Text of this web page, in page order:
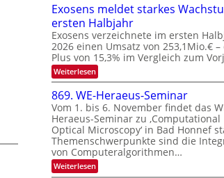
s
O
N
2
0
2
6
n
n
d
i
e
K
I
m
i
t
d
e
n
k
t
Exosens meldet starkes
ersten Halbjahr
Exosens verzeichnete im ersten
2026 einen Umsatz von 253,1Mio.€ –
Plus von 15,3% im Vergleich zum
Weiterlesen:
E
x
o
s
e
n
s
m
e
l
869. WE-Heraeus-Seminar
Vom 1. bis 6. November findet das
Heraeus-Seminar zu ‚Computational
Optical Microscopy‘ in Bad Honnef
Themenschwerpunkte sind die
von Computeralgorithmen…
Weiterlesen:
8